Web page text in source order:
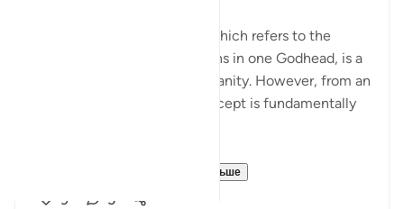
The concept of the Trinity, which refers to the
belief in three distinct persons in one Godhead, is a
fundamental tenet of Christianity. However, from an
Islamic perspective, this concept is fundamentally
Узнать больше
9 5